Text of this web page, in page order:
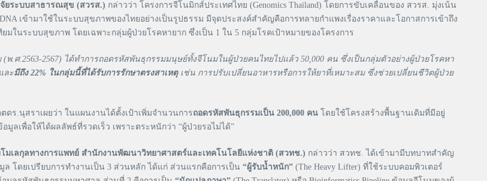
ยระบบสาธารณสุข (สวรส.) กล่าวว่า โครงการจีโนมิกส์ประเทศไทย (Genomics Thailand) โดยการขับเคลื่อนของ สวรส. มุ่งเน้น
เข้ามาใช้ในระบบสุขภาพของไทยอย่างเป็นรูปธรรม มีจุดประสงค์สำคัญคือการทลายกำแพงเรื่องราคาและโอกาสการเข้าถึง
มในระบบสุขภาพ โดยเฉพาะกลุ่มผู้ป่วยโรคหายาก ซึ่งเป็น 1 ใน 5 กลุ่มโรคเป้าหมายของโครงการ
.ศ.2563-2567) ได้ทำการถอดรหัสพันธุกรรมมนุษย์ทั้งจีโนมในผู้ป่วยคนไทยไปแล้ว 50,000 คน ซึ่งเป็นกลุ่มตัวอย่างผู้ป่วยโรคหา
ละมีถึง 22% ในกลุ่มนี้ที่ได้รับการรักษาตรงสาเหตุ เช่น การปรับเปลี่ยนอาหารหรือการให้ยาที่เหมาะสม ซึ่งช่วยเปลี่ยนชีวิตผู้ป่วย
ดร.นุสราเผยว่า ในแผนงานได้ตั้งเป้าเพิ่มจำนวนการถอดรหัสพันธุกรรมเป็น 200,000 คน โดยใช้โครงสร้างพื้นฐานเดิมที่มีอยู่
เพื่อให้ได้ผลลัพธ์ที่รวดเร็ว เพราะตระหนักว่า “ผู้ป่วยรอไม่ได้”
มเลกุลทางการแพทย์ สำนักงานพัฒนาวิทยาศาสตร์และเทคโนโลยีแห่งชาติ (สวทช.) กล่าวว่า สวทช. ได้เข้ามามีบทบาทสำคัญ
โดยเปรียบการทำงานเป็น 3 ส่วนหลัก ได้แก่ ส่วนแรกคือการเป็น “ผู้รับน้ำหนัก” (The Heavy Lifter) ที่ใช้ระบบคอมพิวเตอร์